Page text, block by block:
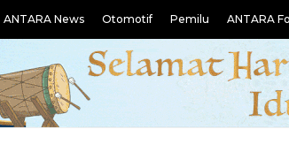
ANTARA News Otomotif Pemilu ANTARA